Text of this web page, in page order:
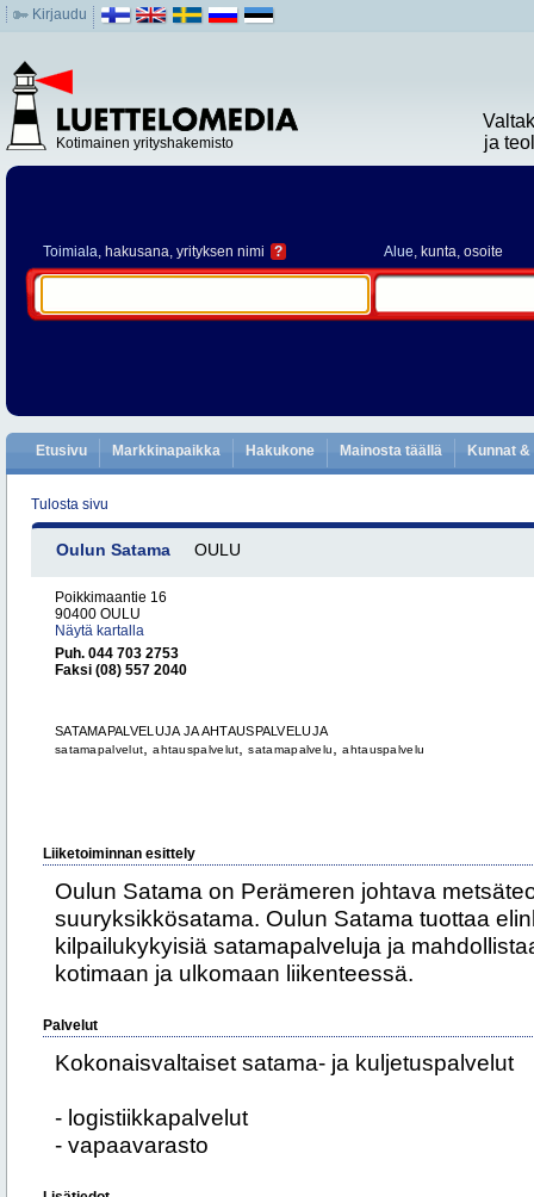
Kirjaudu
Kotimainen yrityshakemisto
ja
Toimiala, hakusana, yrityksen nimi ? Alue, kunta, osoite
Etusivu Markkinapaikka Hakukone Mainosta täällä Kunnat
Tulosta sivu
Oulun Satama OULU
Poikkimaantie 16
90400 OULU
Näytä kartalla
Puh. 044 703 2753
Faksi (08) 557 2040
SATAMAPALVELUJA JA AHTAUSPALVELUJA
satamapalvelut ,ahtauspalvelut ,satamapalvelu ,ahtauspalvelu
Liiketoiminnan esittely
Oulun Satama on Perämeren johtava
suuryksikkösatama. Oulun Satama tuottaa
kilpailukykyisiä satamapalveluja ja
kotimaan ja ulkomaan liikenteessä.
Palvelut
Kokonaisvaltaiset satama- ja kuljetuspalvelut
- logistiikkapalvelut
- vapaavarasto